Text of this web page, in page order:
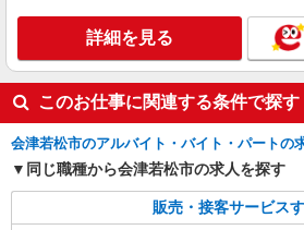
詳細を見る
このお仕事に関連する条件で探す
会津若松市のアルバイト・バイト・パートの
同じ職種から会津若松市の求人を探す
販売・接客サービス